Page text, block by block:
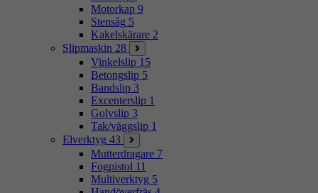
Motorkap 9
Stensåg 5
Kakelskärare 2
Slipmaskin 28
Vinkelslip 15
Betongslip 5
Bandslip 3
Excenterslip 1
Golvslip 3
Tak/väggslip 1
Elverktyg 43
Mutterdragare 7
Fogpistol 11
Multiverktyg 5